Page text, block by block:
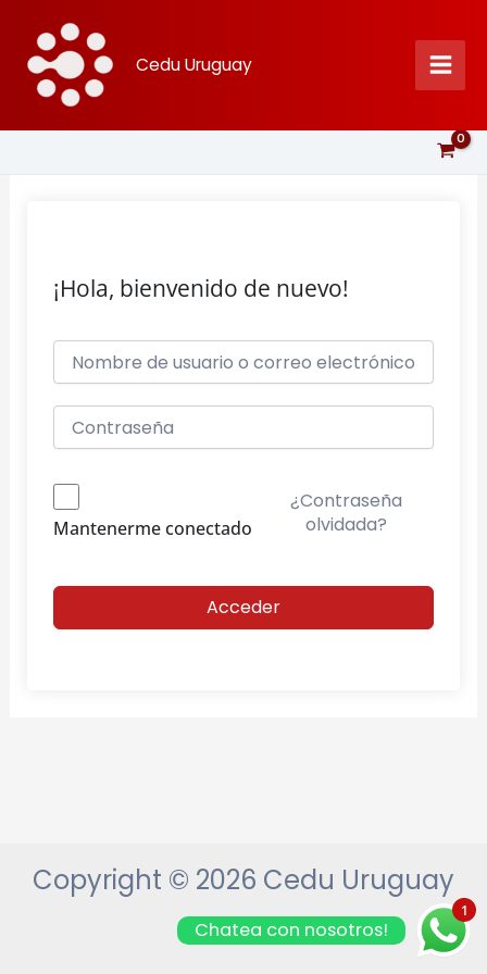
contenido
Cedu Uruguay
¡Hola, bienvenido de nuevo!
Mantenerme conectado
¿Contraseña
olvidada?
Acceder
Copyright © 2026 Cedu Uruguay
1
Chatea con nosotros!